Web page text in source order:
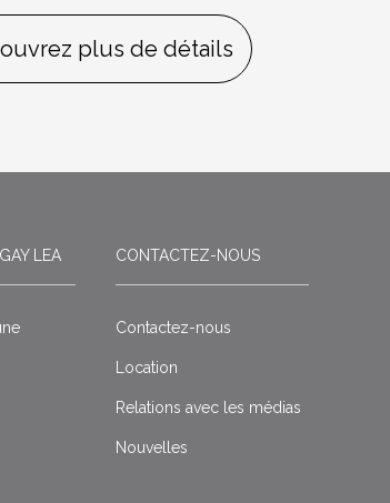
plus de détails
LEA CONTACTEZ-NOUS
Contactez-nous
Location
Relations avec les médias
Nouvelles